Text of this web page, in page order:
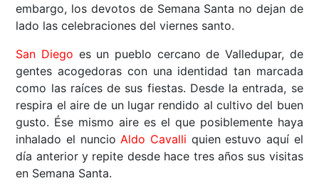
embargo, los devotos de Semana Santa no dejan de
lado las celebraciones del viernes santo.
San Diego es un pueblo cercano de Valledupar, de
gentes acogedoras con una identidad tan marcada
como las raíces de sus fiestas. Desde la entrada, se
respira el aire de un lugar rendido al cultivo del buen
gusto. Ése mismo aire es el que posiblemente haya
inhalado el nuncio Aldo Cavalli quien estuvo aquí el
día anterior y repite desde hace tres años sus visitas
en Semana Santa.